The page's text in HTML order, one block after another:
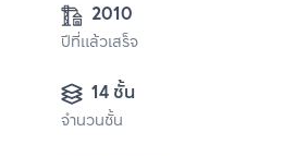
2010
ปีที่แล้วเสร็จ
14 ชั้น
จำนวนชั้น